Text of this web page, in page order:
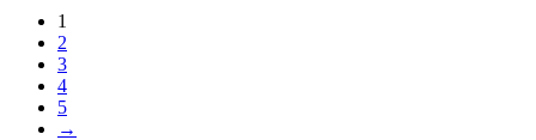
1
2
3
4
5
→